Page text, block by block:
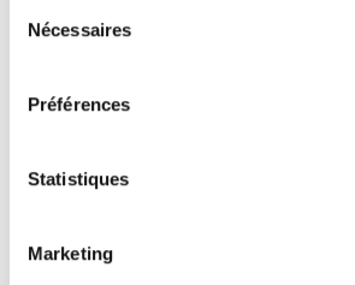
Nécessaires
Préférences
Statistiques
Marketing